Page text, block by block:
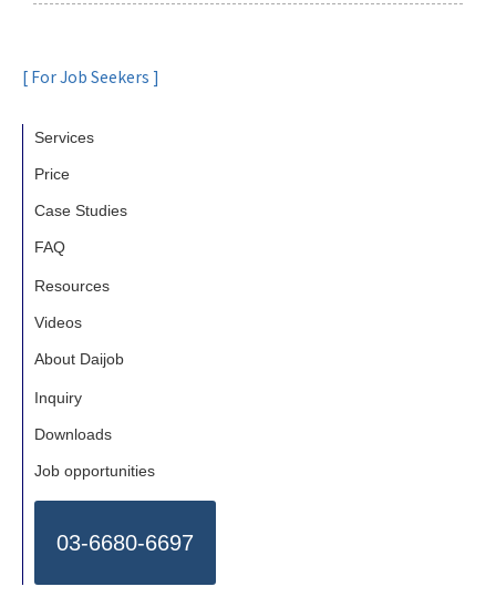
[ For Job Seekers ]
Services
Price
Case Studies
FAQ
Resources
Videos
About Daijob
Inquiry
Downloads
Job opportunities
03-6680-6697